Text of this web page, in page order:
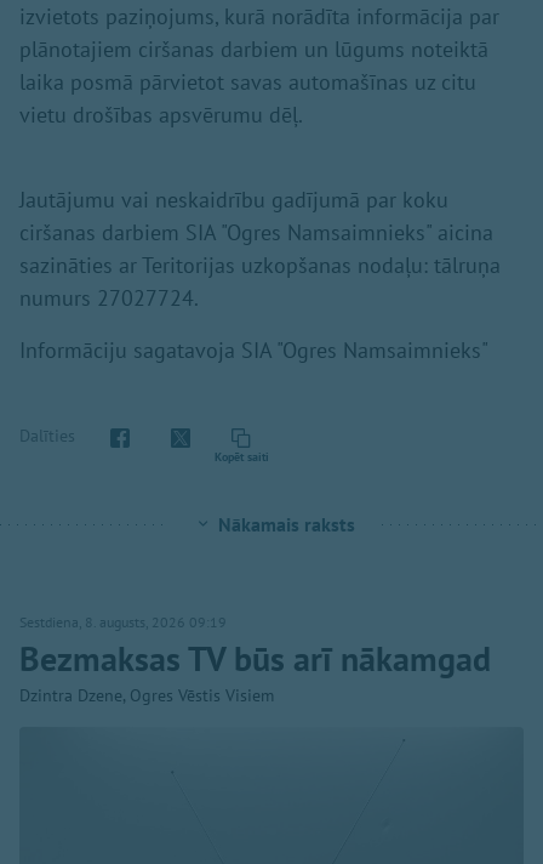
izvietots paziņojums, kurā norādīta informācija par
plānotajiem ciršanas darbiem un lūgums noteiktā
laika posmā pārvietot savas automašīnas uz citu
vietu drošības apsvērumu dēļ.
Jautājumu vai neskaidrību gadījumā par koku
ciršanas darbiem SIA "Ogres Namsaimnieks" aicina
sazināties ar Teritorijas uzkopšanas nodaļu: tālruņa
numurs 27027724.
Informāciju sagatavoja SIA "Ogres Namsaimnieks"
Dalīties
Kopēt saiti
Nākamais raksts
Sestdiena, 8. augusts, 2026 09:19
Bezmaksas TV būs arī nākamgad
Dzintra Dzene, Ogres Vēstis Visiem